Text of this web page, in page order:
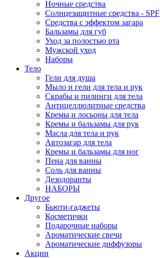
Ночные средства
Солнцезащитные средства - SPF
Средства c эффектом загара
Бальзамы для губ
Уход за полостью рта
Мужской уход
Наборы
Тело
Гели для душа
Мыло и гели для тела и рук
Скрабы и пилинги для тела
Антицеллюлитные средства
Кремы и лосьоны для тела
Кремы и бальзамы для рук
Масла для тела и рук
Автозагар для тела
Кремы и бальзамы для ног
Пена для ванны
Соль для ванны
Дезодоранты
НАБОРЫ
Другое
Бьюти-гаджеты
Косметички
Подарочные наборы
Ароматические свечи
Ароматические диффузоры
Акции